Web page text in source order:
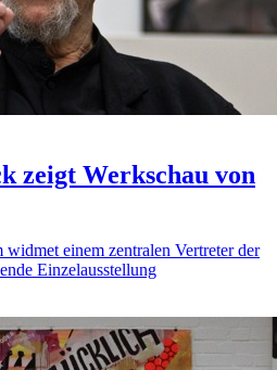
zeigt Werkschau von
einem zentralen Vertreter der
Einzelausstellung